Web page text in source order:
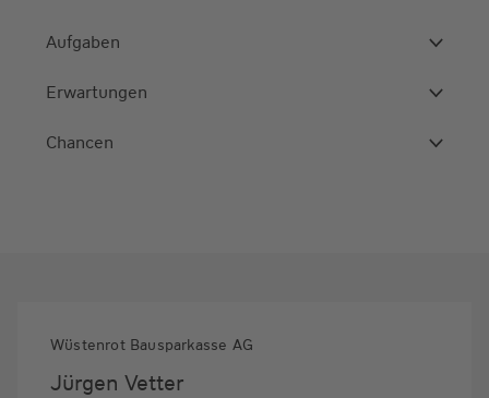
Aufgaben
Erwartungen
Chancen
Wüstenrot Bausparkasse AG
Jürgen Vetter